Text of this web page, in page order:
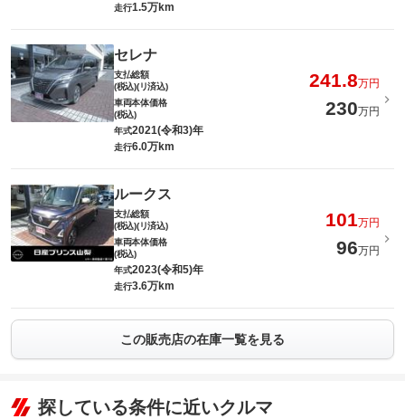
走行1.5万km
セレナ
支払総額
(税込)(リ済込)
241.8万円
車両本体価格
(税込)
230万円
年式2021(令和3)年
走行6.0万km
ルークス
支払総額
(税込)(リ済込)
101万円
車両本体価格
(税込)
96万円
年式2023(令和5)年
走行3.6万km
この販売店の在庫一覧を見る
探している条件に近いクルマ